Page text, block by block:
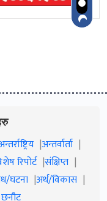
अन्तर्वार्ता
रिपोर्ट संक्षिप्त
घटना अर्थ/विकास